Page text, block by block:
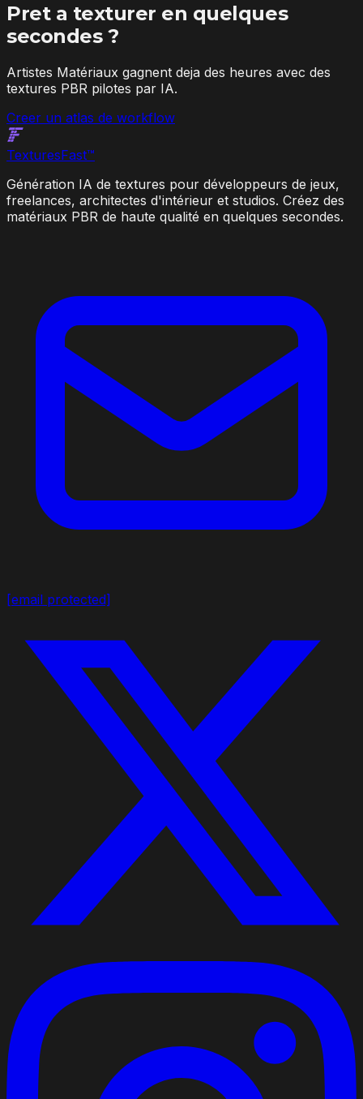
Pret a texturer en quelques
secondes ?
Artistes Matériaux gagnent deja des heures avec des
textures PBR pilotes par IA.
Creer un atlas de workflow
TexturesFast™
Génération IA de textures pour développeurs de jeux,
freelances, architectes d'intérieur et studios. Créez des
matériaux PBR de haute qualité en quelques secondes.
[email protected]